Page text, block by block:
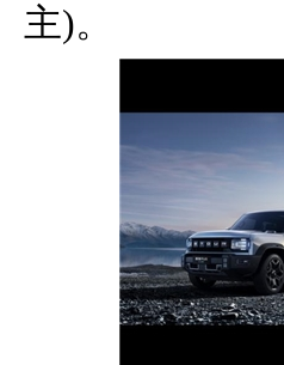
主)。